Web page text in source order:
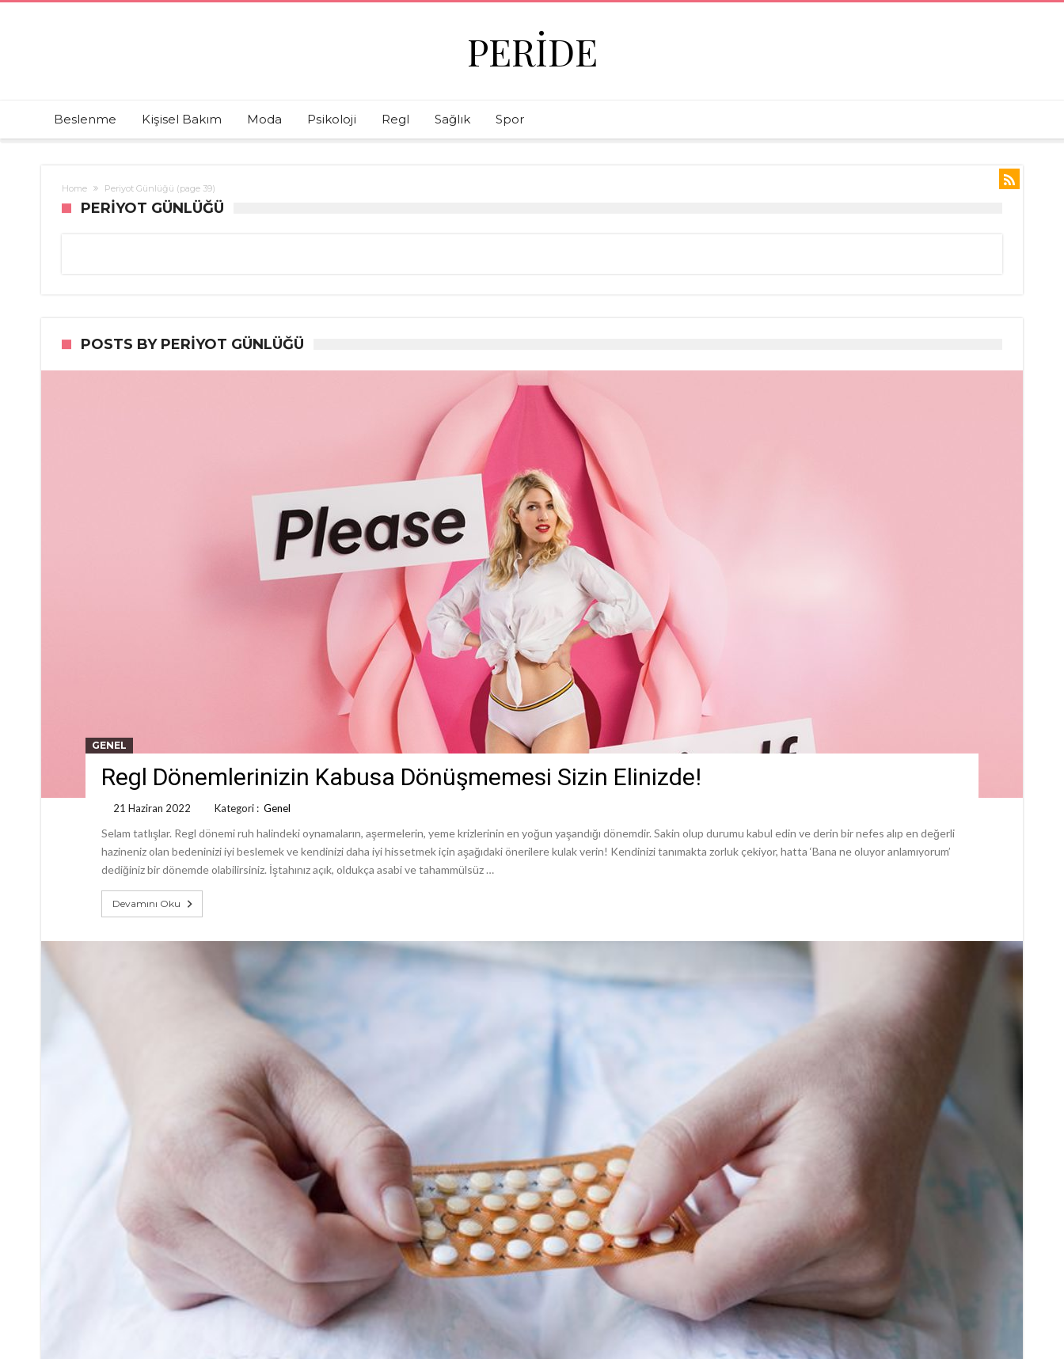
PERIDE
Beslenme Kişisel Bakım Moda Psikoloji Regl Sağlık Spor
Home Periyot Günlüğü (page 39)
PERIYOT GÜNLÜĞÜ
POSTS BY PERIYOT GÜNLÜĞÜ
GENEL
Regl Dönemlerinizin Kabusa Dönüşmemesi Sizin Elinizde!
21 Haziran 2022 Kategori : Genel
Selam tatlışlar. Regl dönemi ruh halindeki oynamaların, aşermelerin, yeme krizlerinin en yoğun yaşandığı dönemdir. Sakin olup durumu kabul edin ve derin bir nefes alıp en değerli
hazineniz olan bedeninizi iyi beslemek ve kendinizi daha iyi hissetmek için aşağıdaki önerilere kulak verin! Kendinizi tanımakta zorluk çekiyor, hatta ‘Bana ne oluyor anlamıyorum’
dediğiniz bir dönemde olabilirsiniz. İştahınız açık, oldukça asabi ve tahammülsüz …
Devamını Oku